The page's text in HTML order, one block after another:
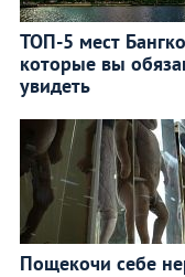
ТОП-5 мест
которые вы
увидеть
Пощекочи себе